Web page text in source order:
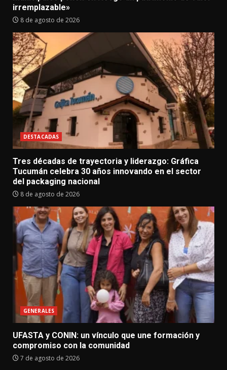
irremplazable»
8 de agosto de 2026
DESTACADAS
Tres décadas de trayectoria y liderazgo: Gráfica
Tucumán celebra 30 años innovando en el sector
del packaging nacional
8 de agosto de 2026
GENERALES
UFASTA y CONIN: un vínculo que une formación y
compromiso con la comunidad
7 de agosto de 2026